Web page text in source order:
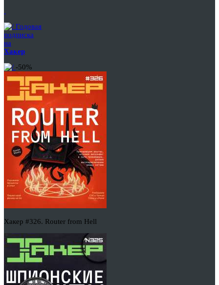
Годовая
подписка
на
Хакер
-50%
Хакер #326. Router from Hell